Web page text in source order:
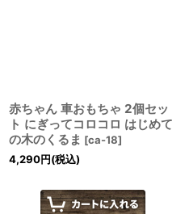
赤ちゃん 車おもちゃ 2個セッ
ト にぎってコロコロ はじめて
の木のくるま [ca-18]
4,290円(税込)